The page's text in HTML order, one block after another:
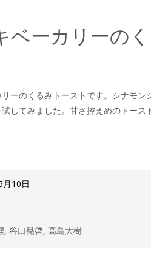
ベーカリーの
ーのくるみトーストです。シナモ
してみました。甘さ控えめのトース
月10日
,谷口晃啓,高島大樹